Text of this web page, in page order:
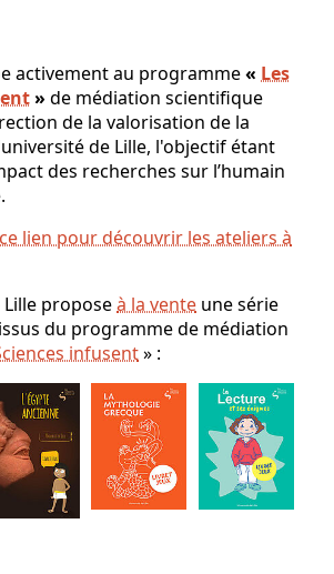
activement au programme« Les
»de médiation scientifique
de la valorisation de la
de Lille, l'objectif étant
des recherches sur l’humain
lien pour découvrir les ateliers à
proposeà la vente une série
du programme de médiation
infusent» :